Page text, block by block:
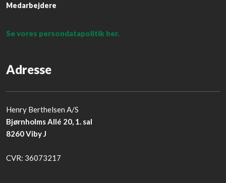
Medarbejdere
Se vores persondatapolitik her.
Adresse
Henry Berthelsen A/S
Bjørnholms Allé 20, 1. sal
8260 Viby J
​CVR: 36073217